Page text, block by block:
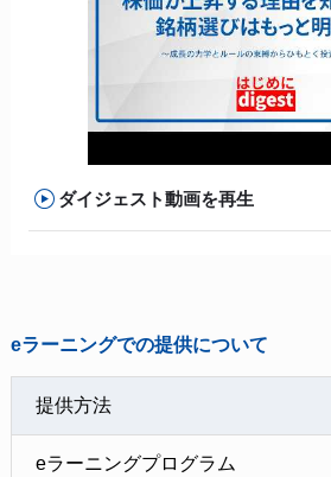
ダイジェスト動画を再生
eラーニングでの提供について
提供方法
eラーニングプログラム